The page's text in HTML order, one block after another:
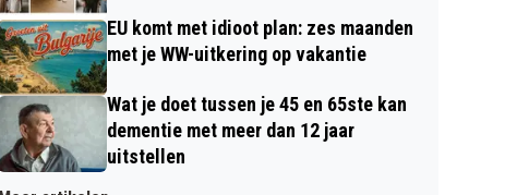
EU komt met idioot plan: zes maanden
met je WW-uitkering op vakantie
Wat je doet tussen je 45 en 65ste kan
dementie met meer dan 12 jaar
uitstellen